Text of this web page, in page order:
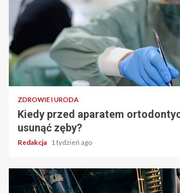
ZDROWIE I URODA
Kiedy przed aparatem
usunąć zęby?
Redakcja 1 tydzień ago